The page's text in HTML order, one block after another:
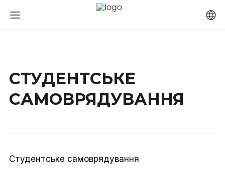
СТУДЕНТСЬКЕ
САМОВРЯДУВАННЯ
Студентське самоврядування